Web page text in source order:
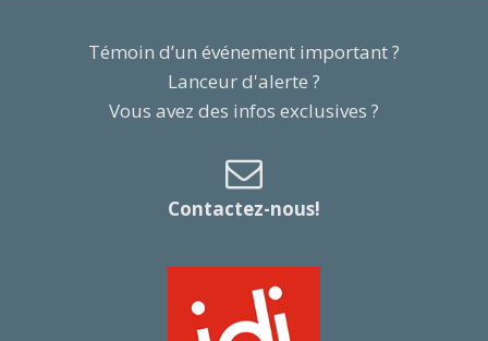
Témoin d’un événement important ?
Lanceur d'alerte ?
Vous avez des infos exclusives ?
Contactez-nous!